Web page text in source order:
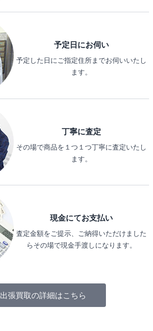
予定日にお伺い
予定した日にご指定住所までお伺いいたし
ます。
丁寧に査定
その場で商品を１つ１つ丁寧に査定いたし
ます。
現金にてお支払い
査定金額をご提示、ご納得いただけました
らその場で現金手渡しになります。
出張買取の詳細はこちら